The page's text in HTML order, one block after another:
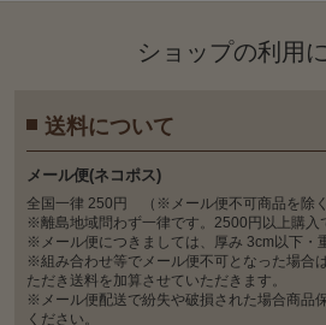
ショップの利⽤
送料について
メール便(ネコポス)
全国一律 250円 （※メール便不可商品を除く
※離島地域問わず一律です。2500円以上購入
※メール便につきましては、厚み 3cm以下・
※組み合わせ等でメール便不可となった場合
ただき送料を加算させていただきます。
※メール便配送で紛失や破損された場合商品
ください。